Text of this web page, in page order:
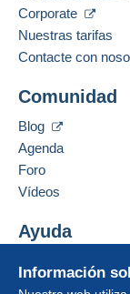
Información
Corporate
Nuestras tarifas
Contacte con
Comunidad
Blog
Agenda
Foro
Vídeos
Ayuda
Comprar en